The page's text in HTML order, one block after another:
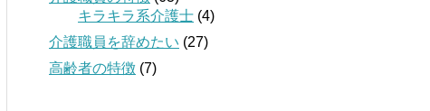
キラキラ系介護士 (4)
介護職員を辞めたい (27)
高齢者の特徴 (7)